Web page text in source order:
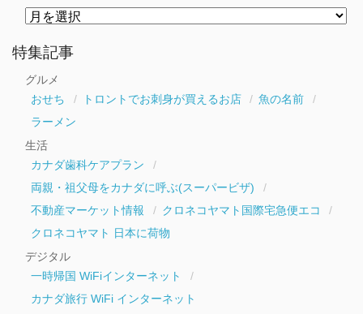
ー
カ
特集記事
グルメ
おせち
トロントでお刺身が買えるお店
魚の名前
ラーメン
生活
カナダ歯科ケアプラン
両親・祖父母をカナダに呼ぶ(スーパービザ)
不動産マーケット情報
クロネコヤマト国際宅急便エコ
クロネコヤマト 日本に荷物
デジタル
一時帰国 WiFiインターネット
カナダ旅行 WiFi インターネット